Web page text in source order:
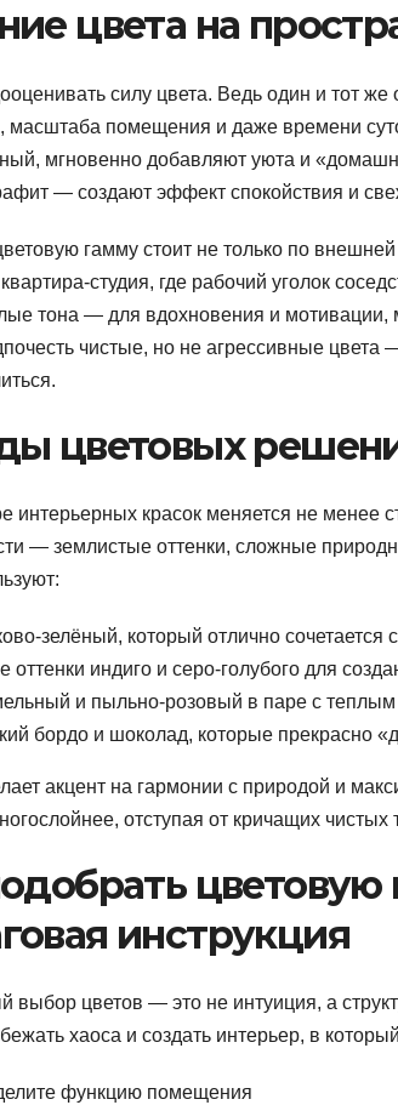
цвета на
силу цвета. Ведь один и тот
масштаба помещения и даже времени
мгновенно добавляют уюта и
— создают эффект спокойствия и
гамму стоит не только по
студия, где рабочий уголок
тона — для вдохновения и
чистые, но не агрессивные
цветовых
интерьерных красок меняется не менее
— землистые оттенки, сложные
зелёный, который отлично сочетается
оттенки индиго и серо-голубого для
и пыльно-розовый в паре с
бордо и шоколад, которые прекрасно
акцент на гармонии с природой и
отступая от кричащих чистых
инструкция
выбор цветов — это не интуиция, а
хаоса и создать интерьер, в
функцию помещения